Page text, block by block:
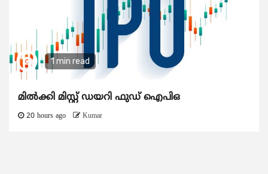
1 min read
മിൽക്കി മിസ്റ്റ് ഡയറി ഫുഡ് ഐപിഒ
20 hours ago Kumar